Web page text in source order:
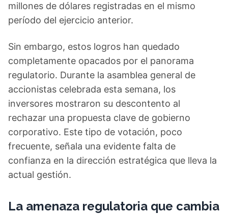
millones de dólares registradas en el mismo
período del ejercicio anterior.
Sin embargo, estos logros han quedado
completamente opacados por el panorama
regulatorio. Durante la asamblea general de
accionistas celebrada esta semana, los
inversores mostraron su descontento al
rechazar una propuesta clave de gobierno
corporativo. Este tipo de votación, poco
frecuente, señala una evidente falta de
confianza en la dirección estratégica que lleva la
actual gestión.
La amenaza regulatoria que cambia